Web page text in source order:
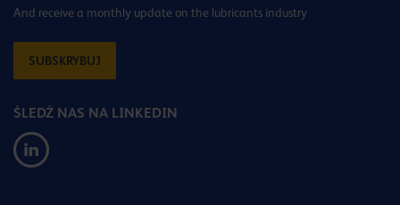
And receive a monthly update on the lubricants industry
SUBSKRYBUJ
ŚLEDŹ NAS NA LINKEDIN